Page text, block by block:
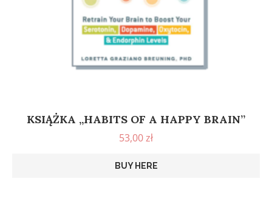
KSIĄŻKA „HABITS OF A HAPPY BRAIN”
53,00zł
BUY HERE